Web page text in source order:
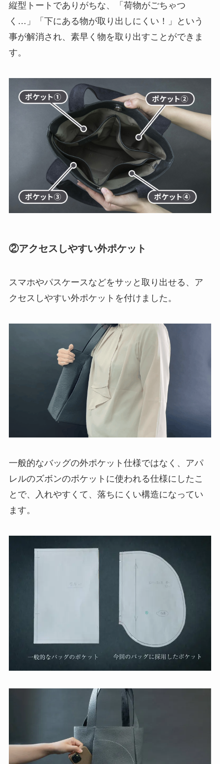
縦型トートでありがちな、「荷物がごちゃつ
く…」「下にある物が取り出しにくい！」という
事が解消され、素早く物を取り出すことができま
す。
②アクセスしやすい外ポケット
スマホやパスケースなどをサッと取り出せる、ア
クセスしやすい外ポケットを付けました。
一般的なバッグの外ポケット仕様ではなく、アパ
レルのズボンのポケットに使われる仕様にしたこ
とで、入れやすくて、落ちにくい構造になってい
ます。